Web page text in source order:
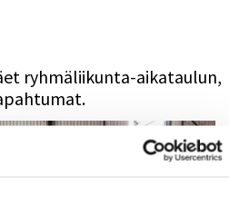
ryhmäliikunta-aikataulun,